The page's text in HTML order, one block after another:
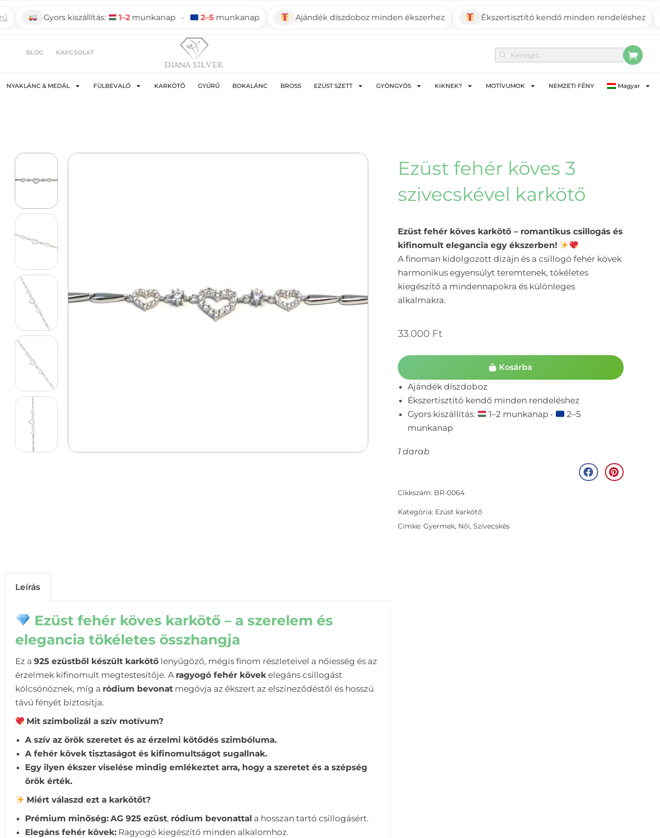
BLOG KAPCSOLAT
NYAKLÁNC & MEDÁL FÜLBEVALÓ KARKÖTŐ GYŰRŰ BOKALÁNC BROSS EZÜST SZETT GYÖNGYÖS KIKNEK? MOTÍVUMOK NEMZETI FÉNY Magyar
Gyors kiszállítás: 1–2munkanap • 2–5munkanap Ajándék díszdoboz minden ékszerhez Ékszertisztító kendő minden rendeléshez
Ezüst fehér köves 3
szivecskével karkötő
Ezüst fehér köves karkötő – romantikus csillogás és
kifinomult elegancia egy ékszerben!
A finoman kidolgozott dizájn és a csillogó fehér kövek
harmonikus egyensúlyt teremtenek, tökéletes
kiegészítő a mindennapokra és különleges
alkalmakra.
33.000 Ft
Kosárba
Ajándék díszdoboz
Ékszertisztító kendő minden rendeléshez
Gyors kiszállítás:
1–2 munkanap •
2–5
munkanap
1 darab
Cikkszám: BR-0064
Kategória: Ezüst karkötő
Címke: Gyermek, Női, Szívecskés
Leírás
Ezüst fehér köves karkötő – a szerelem és
elegancia tökéletes összhangja
Ez a 925 ezüstből készült karkötő lenyűgöző, mégis finom részleteivel a nőiesség és az
érzelmek kifinomult megtestesítője. A ragyogó fehér kövek elegáns csillogást
kölcsönöznek, míg a ródium bevonat megóvja az ékszert az elszíneződéstől és hosszú
távú fényét biztosítja.
Mit szimbolizál a szív motívum?
A szív az örök szeretet és az érzelmi kötődés szimbóluma.
A fehér kövek tisztaságot és kifinomultságot sugallnak.
Egy ilyen ékszer viselése mindig emlékeztet arra, hogy a szeretet és a szépség
örök érték.
Miért válaszd ezt a karkötőt?
Prémium minőség: AG 925 ezüst, ródium bevonattal a hosszan tartó csillogásért.
Elegáns fehér kövek: Ragyogó kiegészítő minden alkalomhoz.